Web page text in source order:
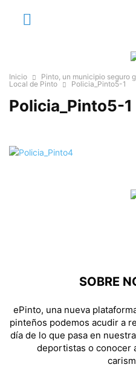
Inicio
Pinto, un municipio seguro
Local de Pinto
Policia_Pinto5-1
Policia_Pinto5-1
SOBRE
ePinto, una nueva
pinteños podemos acudir a
día de lo que pasa en
deportistas o conocer